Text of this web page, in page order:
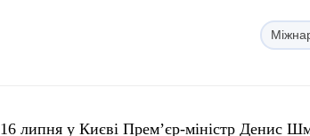
16 липня у Києві Прем’єр-міністр Денис